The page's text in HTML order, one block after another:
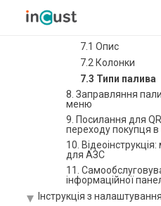
7. Налаштування
Контролер
7.1 Опис
7.2 Колонки
7.3 Типи палива
8. Заправляння
меню
9. Посилання для
переходу покупця
10.
для АЗС
11.
інформаційної
Інструкція з